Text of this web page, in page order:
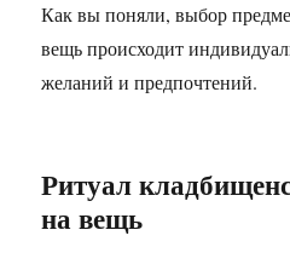
Как вы поняли, выбор
вещь происходит
желаний и предпочтений.
Ритуал
на вещь